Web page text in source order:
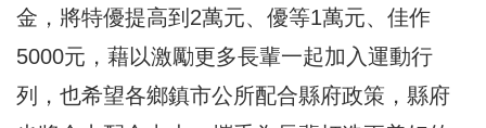
金，將特優提高到2萬元、優等1萬元、佳作
5000元，藉以激勵更多長輩一起加入運動行
列，也希望各鄉鎮市公所配合縣府政策，縣府